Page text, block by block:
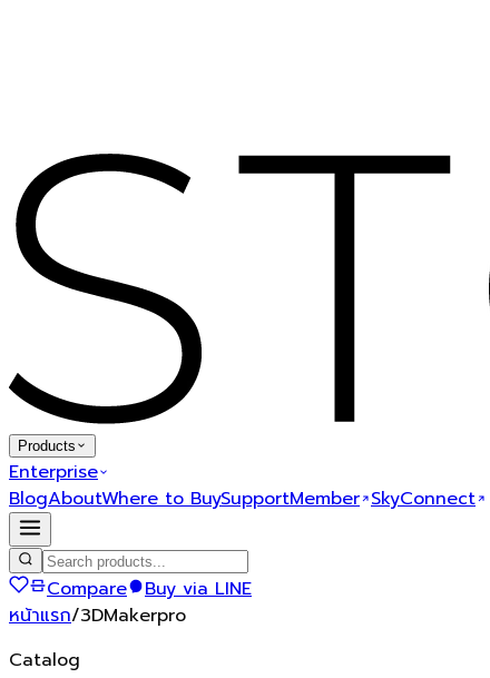
Products
Enterprise
BlogAboutWhere to BuySupportMember SkyConnect
Compare
Buy via LINE
หน้าแรก/3DMakerpro
Catalog